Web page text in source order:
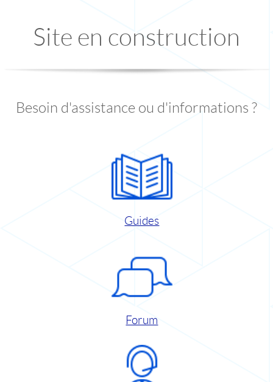
Site en construction
Besoin d'assistance ou d'informations ?
Guides
Forum